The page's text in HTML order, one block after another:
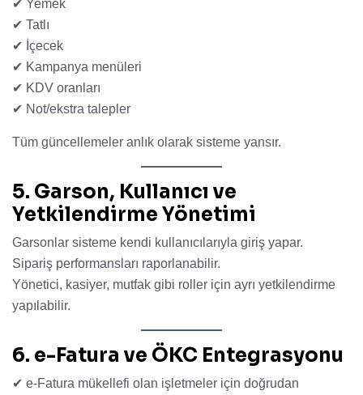
✔ Yemek
✔ Tatlı
✔ İçecek
✔ Kampanya menüleri
✔ KDV oranları
✔ Not/ekstra talepler
Tüm güncellemeler anlık olarak sisteme yansır.
5. Garson, Kullanıcı ve
Yetkilendirme Yönetimi
Garsonlar sisteme kendi kullanıcılarıyla giriş yapar.
Sipariş performansları raporlanabilir.
Yönetici, kasiyer, mutfak gibi roller için ayrı yetkilendirme
yapılabilir.
6. e-Fatura ve ÖKC Entegrasyonu
✔ e-Fatura mükellefi olan işletmeler için doğrudan